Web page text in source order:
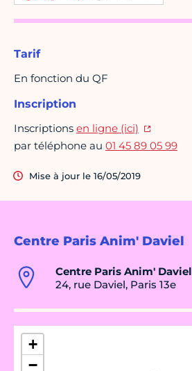
Centre Paris Anim' Daviel
Centre Paris Anim' Daviel
24, rue Daviel, Paris 13e
+
−
Tarif
En fonction du QF
Inscription
Inscriptions en ligne (ici)
par téléphone au 01 45 89 05 99
Mise à jour le 16/05/2019